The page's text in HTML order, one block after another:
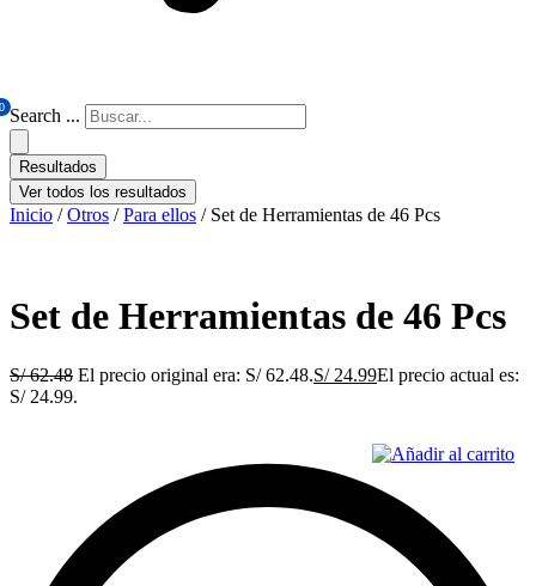
0 Search ...
Resultados
Ver todos los resultados
Inicio /Otros /Para ellos / Set de Herramientas de 46 Pcs
Set de Herramientas de 46 Pcs
S/62.48 El precio original era: S/ 62.48.S/24.99El precio actual es:
S/ 24.99.